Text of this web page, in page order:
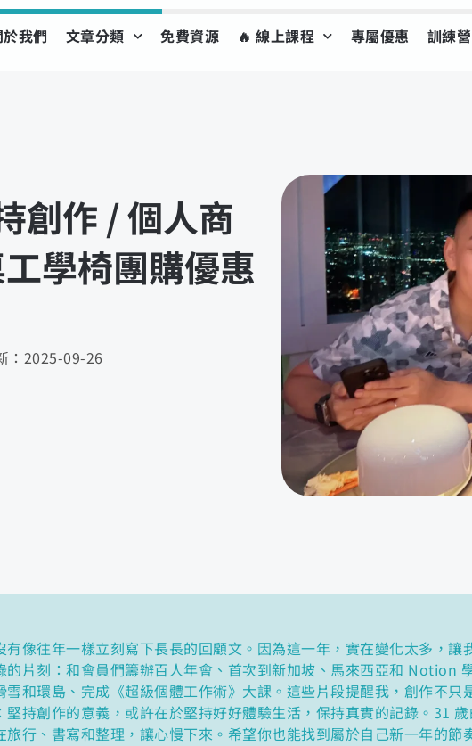
於我們 文章分類 免費資源 🔥 線上課程 專屬優惠 訓練營
創作 / 個人商
學椅團購優惠
： 2025-09-26
有像往年一樣立刻寫下長長的回顧文。因為這一年，實在變化太多，讓
的片刻：和會員們籌辦百人年會、首次到新加坡、馬來西亞和 Notion
雪和環島、完成《超級個體工作術》大課。這些片段提醒我，創作不只
堅持創作的意義，或許在於堅持好好體驗生活，保持真實的記錄。31
旅行、書寫和整理，讓心慢下來。希望你也能找到屬於自己新一年的節